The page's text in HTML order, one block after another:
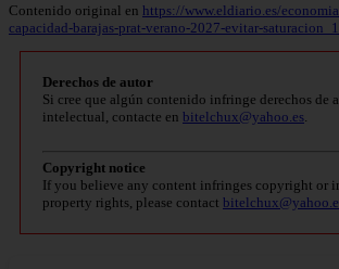
Contenido original en https://www.eldiario.es/
capacidad-barajas-prat-verano-2027-evitar-
Derechos de autor
Si cree que algún contenido infringe derechos de
intelectual, contacte en bitelchux@yahoo.es.
Copyright notice
If you believe any content infringes copyright or
property rights, please contact